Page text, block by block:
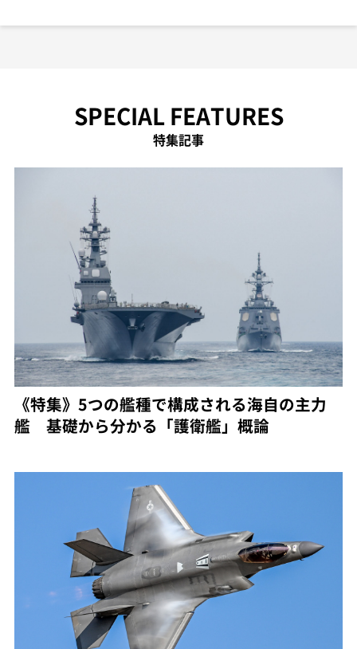
SPECIAL FEATURES
特集記事
《特集》5つの艦種で構成される海自の主力
艦 基礎から分かる「護衛艦」概論